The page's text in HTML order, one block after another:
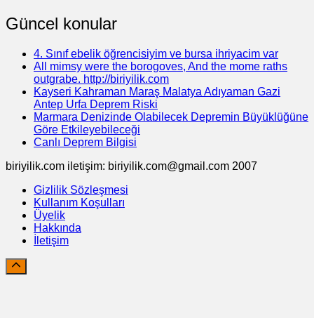
Güncel konular
4. Sınıf ebelik öğrencisiyim ve bursa ihriyacim var
All mimsy were the borogoves, And the mome raths
outgrabe. http://biriyilik.com
Kayseri Kahraman Maraş Malatya Adıyaman Gazi
Antep Urfa Deprem Riski
Marmara Denizinde Olabilecek Depremin Büyüklüğüne
Göre Etkileyebileceği
Canlı Deprem Bilgisi
biriyilik.com iletişim: biriyilik.com@gmail.com 2007
Gizlilik Sözleşmesi
Kullanım Koşulları
Üyelik
Hakkında
İletişim